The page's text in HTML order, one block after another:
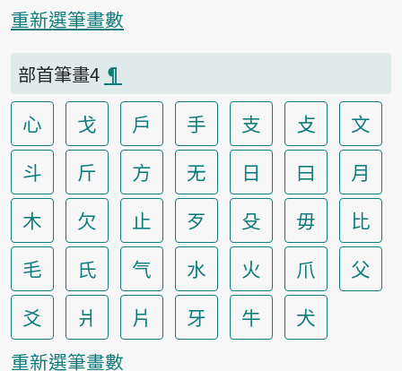
重新選筆畫數
部首筆畫4 ¶
心 戈 戶 手 支 攴
文
斗
斤 方 无 日 曰
月
木
欠 止 歹 殳 毋
比
毛
氏 气 水 火 爪
父
爻
爿 片 牙 牛 犬
重新選筆畫數